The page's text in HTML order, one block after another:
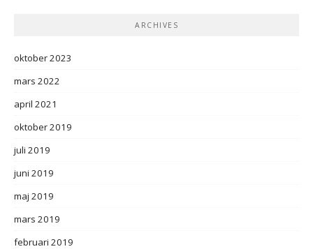
ARCHIVES
oktober 2023
mars 2022
april 2021
oktober 2019
juli 2019
juni 2019
maj 2019
mars 2019
februari 2019